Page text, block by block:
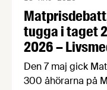
tugga i taget
2026 –
Den 7 maj gick
300 åhörarna på